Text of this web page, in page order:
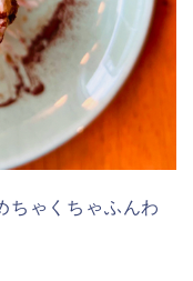
ちゃくちゃふんわ